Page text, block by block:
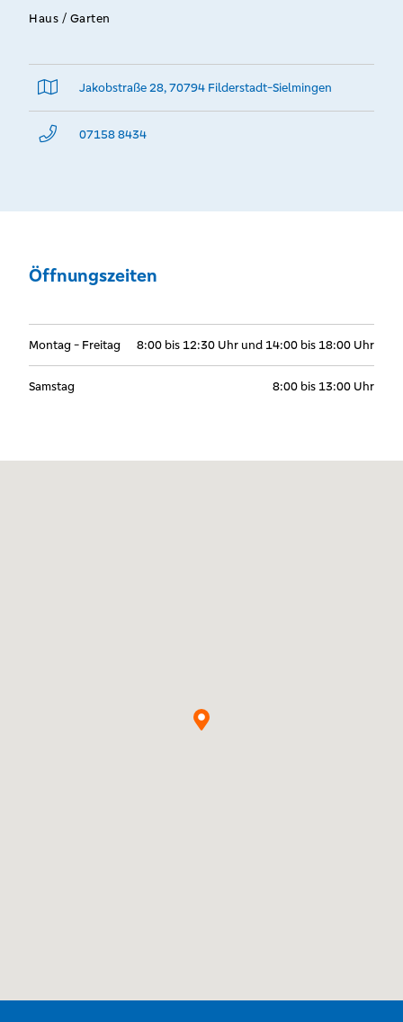
Haus / Garten
Jakobstraße 28, 70794 Filderstadt-Sielmingen
07158 8434
Öffnungszeiten
Montag - Freitag 8:00 bis 12:30 Uhr und 14:00 bis 18:00 Uhr
Samstag 8:00 bis 13:00 Uhr